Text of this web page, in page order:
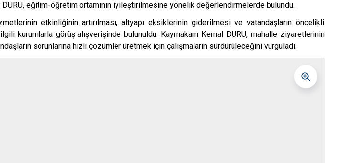
Erdemli
Gülnar
Mut
Toroslar
Yenişehir
eğitim-öğretim ortamının iyileştirilmesine yönelik değerlendirmelerde bulundu.
etkinliğinin artırılması, altyapı eksiklerinin giderilmesi ve vatandaşların öncelikli
ilgili kurumlarla görüş alışverişinde bulunuldu. Kaymakam Kemal DURU, mahalle ziyaretlerinin
sorunlarına hızlı çözümler üretmek için çalışmaların sürdürüleceğini vurguladı.